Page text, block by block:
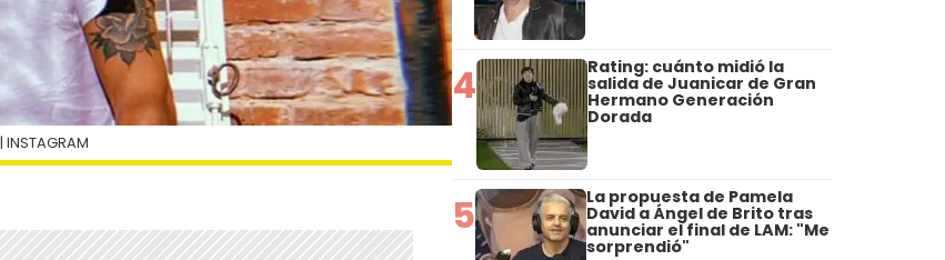
| INSTAGRAM
4 Rating: cuánto midió la
salida de Juanicar de Gran
Hermano Generación
Dorada
5 La propuesta de Pamela
David a Ángel de Brito tras
anunciar el final de LAM: "Me
sorprendió"